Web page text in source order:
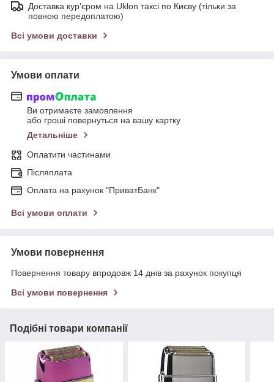
Доставка кур'єром на Uklon таксі по Києву (тільки за
повною передоплатою)
Всі умови доставки
Умови оплати
Ви отримаєте замовлення
або гроші повернуться на вашу картку
Детальніше
Оплатити частинами
Післяплата
Оплата на рахунок "ПриватБанк"
Всі умови оплати
Умови повернення
Повернення товару впродовж 14 днів за рахунок покупця
Всі умови повернення
Подібні товари компанії